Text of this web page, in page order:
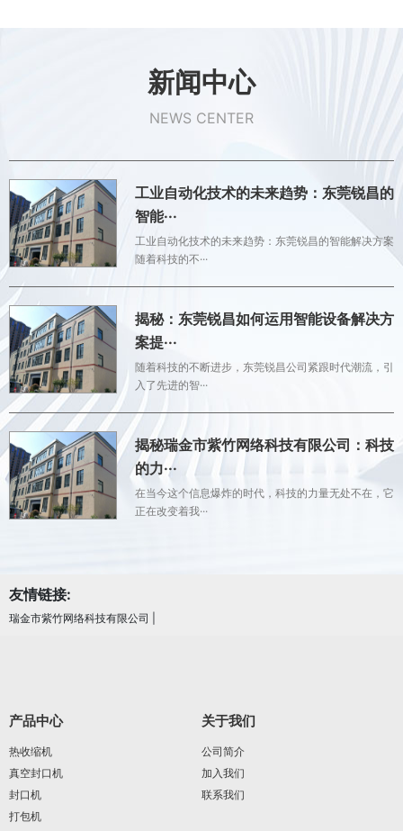
新闻中心
NEWS CENTER
工业自动化技术的未来趋势：东莞锐昌的
智能···
工业自动化技术的未来趋势：东莞锐昌的智能解决方案
随着科技的不···
揭秘：东莞锐昌如何运用智能设备解决方
案提···
随着科技的不断进步，东莞锐昌公司紧跟时代潮流，引
入了先进的智···
揭秘瑞金市紫竹网络科技有限公司：科技
的力···
在当今这个信息爆炸的时代，科技的力量无处不在，它
正在改变着我···
友情链接:
瑞金市紫竹网络科技有限公司
产品中心
热收缩机
真空封口机
封口机
打包机
关于我们
公司简介
加入我们
联系我们